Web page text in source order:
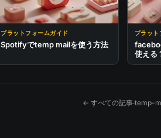
プラットフォームガイド
Spotifyでtemp mailを使う方法
プラット
使える
← すべての記事·temp-